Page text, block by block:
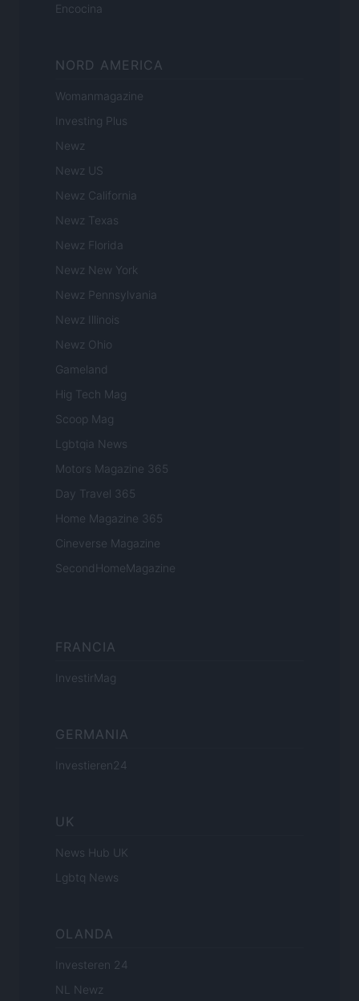
Encocina
NORD AMERICA
Womanmagazine
Investing Plus
Newz
Newz US
Newz California
Newz Texas
Newz Florida
Newz New York
Newz Pennsylvania
Newz Illinois
Newz Ohio
Gameland
Hig Tech Mag
Scoop Mag
Lgbtqia News
Motors Magazine 365
Day Travel 365
Home Magazine 365
Cineverse Magazine
SecondHomeMagazine
FRANCIA
InvestirMag
GERMANIA
Investieren24
UK
News Hub UK
Lgbtq News
OLANDA
Investeren 24
NL Newz